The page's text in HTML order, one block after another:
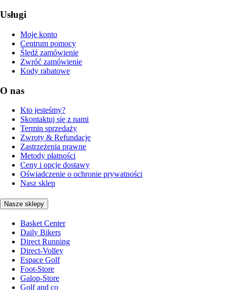
Usługi
Moje konto
Centrum pomocy
Śledź zamówienie
Zwróć zamówienie
Kody rabatowe
O nas
Kto jesteśmy?
Skontaktuj się z nami
Termin sprzedaży
Zwroty & Refundacje
Zastrzeżenia prawne
Metody płatności
Ceny i opcje dostawy
Oświadczenie o ochronie prywatności
Nasz sklep
Nasze sklepy
Basket Center
Daily Bikers
Direct Running
Direct-Volley
Espace Golf
Foot-Store
Galop-Store
Golf and co